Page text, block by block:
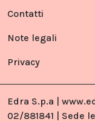
Contatti
Note legali
Privacy
Edra S.p.a |
02/881841 | Sede